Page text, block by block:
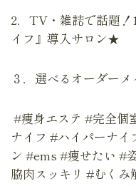
2．TV・雑誌で話題
イフ』導入サロン★
３．選べるオーダー
#痩身エステ #完全個
ナイフ #ハイパーナイ
ン #ems #痩せたい #
脇肉スッキリ #むく